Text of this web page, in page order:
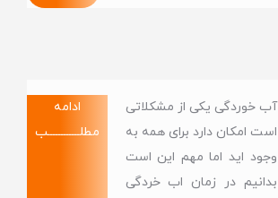
آب خوردگی یکی از مشکلاتی
است امکان دارد برای همه به
وجود اید اما مهم این است
بدانیم در زمان اب خردگی
ادامه
مطلــــــــــــب